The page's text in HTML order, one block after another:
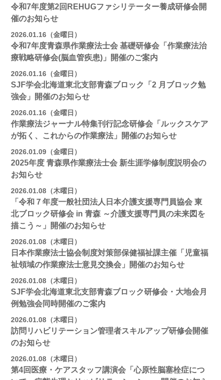
令和7年度第2回REHUGファシリテーター養成研修会開
催のお知らせ
2026.01.16（金曜日）
令和7年度青森県作業療法士会 基礎研修会「作業療法治
療戦略研修会(脳血管疾患)」開催のご案内
2026.01.16（金曜日）
SJF学会北海道東北支部⻘森ブロック「2 月ブロック勉
強会」開催のお知らせ
2026.01.16（金曜日）
作業療法ジャーナル特集刊行記念研修会「ルックスケア
が拓く、これからの作業療法」開催のお知らせ
2026.01.09（金曜日）
2025年度 青森県作業療法士会 新生涯学修制度説明会の
お知らせ
2026.01.08（木曜日）
「令和７年度一般社団法人日本介護支援専門員協会 東
北ブロック研修会 in 青森 ～介護支援専門員の未来図を
描こう～」開催のお知らせ
2026.01.08（木曜日）
日本作業療法士協会制度対策部保健福祉課主催「児童福
祉領域の作業療法士意見交換会」開催のお知らせ
2026.01.08（木曜日）
SJF学会北海道東北支部青森ブロック研修会・大地会月
例勉強会同時開催のご案内
2026.01.08（木曜日）
訪問リハビリテーション管理者スキルアップ研修会開催
のお知らせ
2026.01.08（木曜日）
第4回医療・ケアスタッフ講演会「心原性脳塞栓症につ